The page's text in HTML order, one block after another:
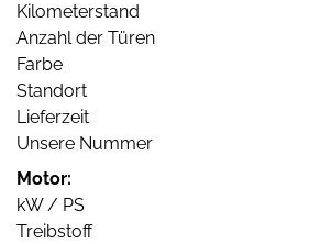
Kilometerstand
Anzahl der Türen
Farbe
Standort
Lieferzeit
Unsere Nummer
Motor:
kW / PS
Treibstoff